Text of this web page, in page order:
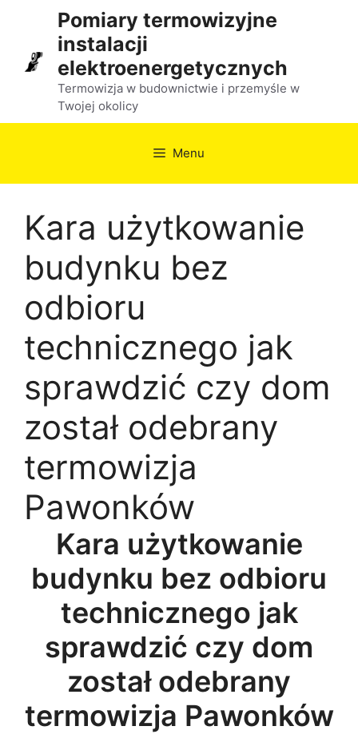
treści
Pomiary termowizyjne
instalacji
elektroenergetycznych
Termowizja w budownictwie i przemyśle w
Twojej okolicy
Menu
Kara użytkowanie
budynku bez
odbioru
technicznego jak
sprawdzić czy dom
został odebrany
termowizja
Pawonków
Kara użytkowanie
budynku bez odbioru
technicznego jak
sprawdzić czy dom
został odebrany
termowizja Pawonków